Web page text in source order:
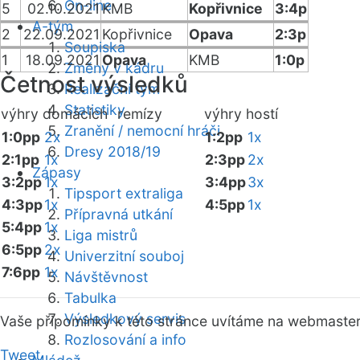
On-line
A-tým
Soupiska
Změny v kádru
Realizační tým
Statistiky
Zranění / nemocní hráči
Dresy 2018/19
Zápasy
Tipsport extraliga
Přípravná utkání
Liga mistrů
Univerzitní souboj
Návštěvnost
Tabulka
Výsledkový servis
Rozlosování a info
5
02.10.2021KMB Kopřivnice
3:4p
2
22.09.2021 Kopřivnice Opava
2:3p
1
18.09.2021 Opava KMB 1:0p
Četnost výsledků
výhry domácíchremízy výhry hostí
1:0pp 2x
2:1pp 1x
3:2pp1x
4:3pp1x
5:4pp1x
6:5pp2x
7:6pp 1x
1:2pp 1x
2:3pp2x
3:4pp3x
4:5pp1x
Vaše připomínky k této stránce uvítáme na webmaster
Tweet